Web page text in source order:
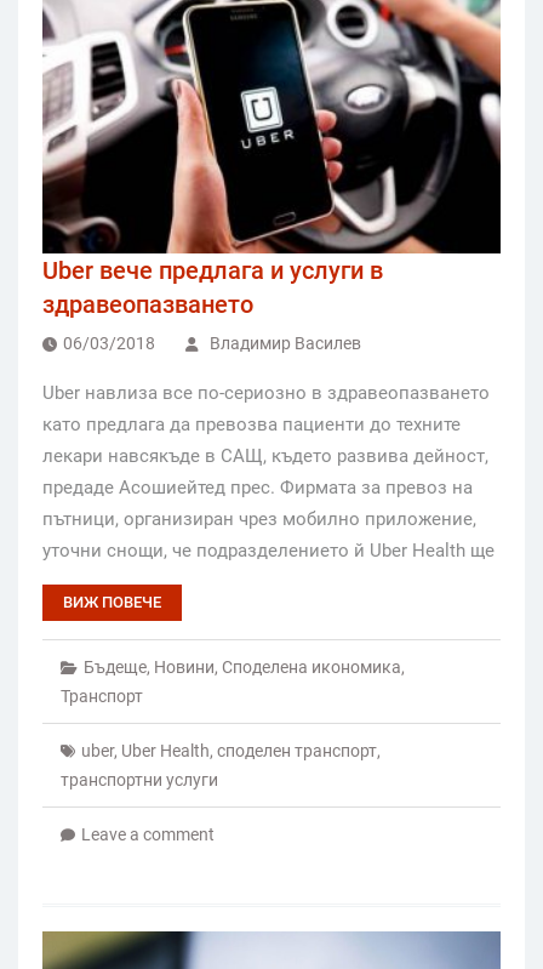
Uber вече предлага и услуги в
здравеопазването
06/03/2018 Владимир Василев
Uber навлиза все по-сериозно в здравеопазването
като предлага да превозва пациенти до техните
лекари навсякъде в САЩ, където развива дейност,
предаде Асошиейтед прес. Фирмата за превоз на
пътници, организиран чрез мобилно приложение,
уточни снощи, че подразделението й Uber Health ще
ВИЖ ПОВЕЧЕ
Бъдеще, Новини, Споделена икономика,
Транспорт
uber, Uber Health, споделен транспорт,
транспортни услуги
Leave a comment